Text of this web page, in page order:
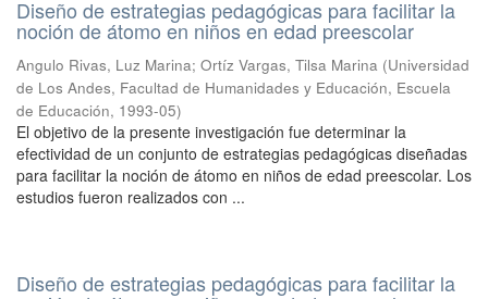
Diseño de estrategias pedagógicas para facilitar la
noción de átomo en niños en edad preescolar
Angulo Rivas, Luz Marina; Ortíz Vargas, Tilsa Marina (Universidad
de Los Andes, Facultad de Humanidades y Educación, Escuela
de Educación, 1993-05)
El objetivo de la presente investigación fue determinar la
efectividad de un conjunto de estrategias pedagógicas diseñadas
para facilitar la noción de átomo en niños de edad preescolar. Los
estudios fueron realizados con ...
Diseño de estrategias pedagógicas para facilitar la